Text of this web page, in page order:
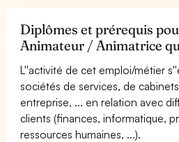
Diplômes et prérequis
Animateur / Animatrice
L''activité de cet emploi/métier
sociétés de services, de
entreprise, ... en relation avec
clients (finances, informatique,
ressources humaines, ...).